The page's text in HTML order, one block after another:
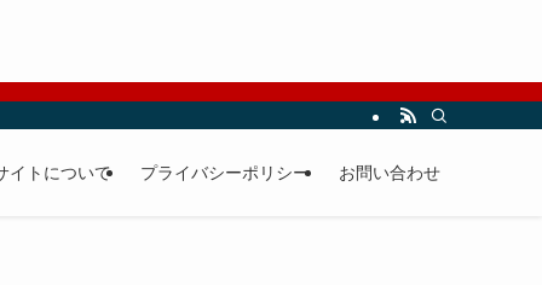
イトについて プライバシーポリシー お問い合わせ